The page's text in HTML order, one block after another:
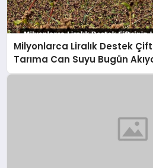
Milyonlarca Liralık Destek
Tarıma Can Suyu Bugün